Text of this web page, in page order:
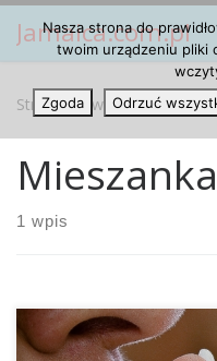
Przejdź do treści
Jamaica.com.pl
Strona główna » Mieszanka
Mieszanka
1 wpis
Nasza strona do
twoim urządzeniu pliki
Zgoda
Odrzuć